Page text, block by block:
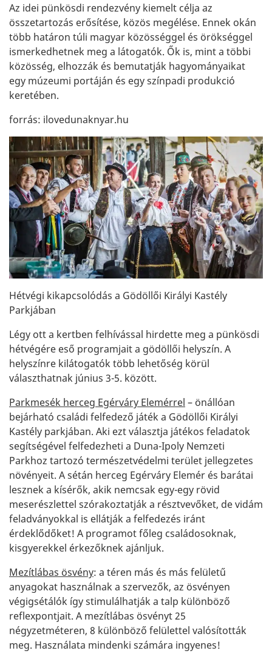
Az idei pünkösdi rendezvény kiemelt célja az
összetartozás erősítése, közös megélése. Ennek okán
több határon túli magyar közösséggel és örökséggel
ismerkedhetnek meg a látogatók. Ők is, mint a többi
közösség, elhozzák és bemutatják hagyományaikat
egy múzeumi portáján és egy színpadi produkció
keretében.
forrás: ilovedunaknyar.hu
Hétvégi kikapcsolódás a Gödöllői Királyi Kastély
Parkjában
Légy ott a kertben felhívással hirdette meg a pünkösdi
hétvégére eső programjait a gödöllői helyszín. A
helyszínre kilátogatók több lehetőség körül
választhatnak június 3-5. között.
Parkmesék herceg Egérváry Elemérrel – önállóan
bejárható családi felfedező játék a Gödöllői Királyi
Kastély parkjában. Aki ezt választja játékos feladatok
segítségével felfedezheti a Duna-Ipoly Nemzeti
Parkhoz tartozó természetvédelmi terület jellegzetes
növényeit. A sétán herceg Egérváry Elemér és barátai
lesznek a kísérők, akik nemcsak egy-egy rövid
meserészlettel szórakoztatják a résztvevőket, de vidám
feladványokkal is ellátják a felfedezés iránt
érdeklődőket! A programot főleg családosoknak,
kisgyerekkel érkezőknek ajánljuk.
Mezítlábas ösvény: a téren más és más felületű
anyagokat használnak a szervezők, az ösvényen
végigsétálók így stimulálhatják a talp különböző
reflexpontjait. A mezítlábas ösvényt 25
négyzetméteren, 8 különböző felülettel valósították
meg. Használata mindenki számára ingyenes!